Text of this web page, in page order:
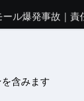
ル爆発事故｜責
】本当に痩せる
含みます